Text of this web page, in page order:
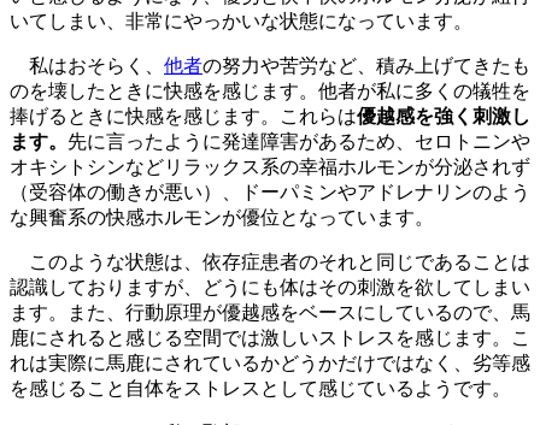
いてしまい、非常にやっかいな状態になっています。
私はおそらく、 他者の努力や苦労など、積み上げてきたも
のを壊したときに快感を感じます。他者が私に多くの犠牲を
捧げるときに快感を感じます。これらは優越感を強く刺激し
ます。 先に言ったように発達障害があるため、セロトニンや
オキシトシンなどリラックス系の幸福ホルモンが分泌されず
（受容体の働きが悪い）、ドーパミンやアドレナリンのよう
な興奮系の快感ホルモンが優位となっています。
このような状態は、依存症患者のそれと同じであることは
認識しておりますが、どうにも体はその刺激を欲してしまい
ます。また、行動原理が優越感をベースにしているので、馬
鹿にされると感じる空間では激しいストレスを感じます。こ
れは実際に馬鹿にされているかどうかだけではなく、劣等感
を感じること自体をストレスとして感じているようです。